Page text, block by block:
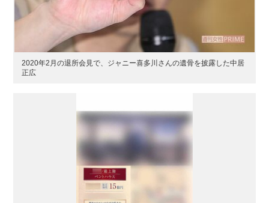
2020年2月の退所会見で、ジャニー喜多川さんの遺骨を披露した中居
正広